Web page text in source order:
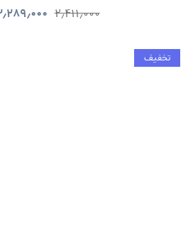
۲٫۴۱۱٫۰۰۰
تخفیف